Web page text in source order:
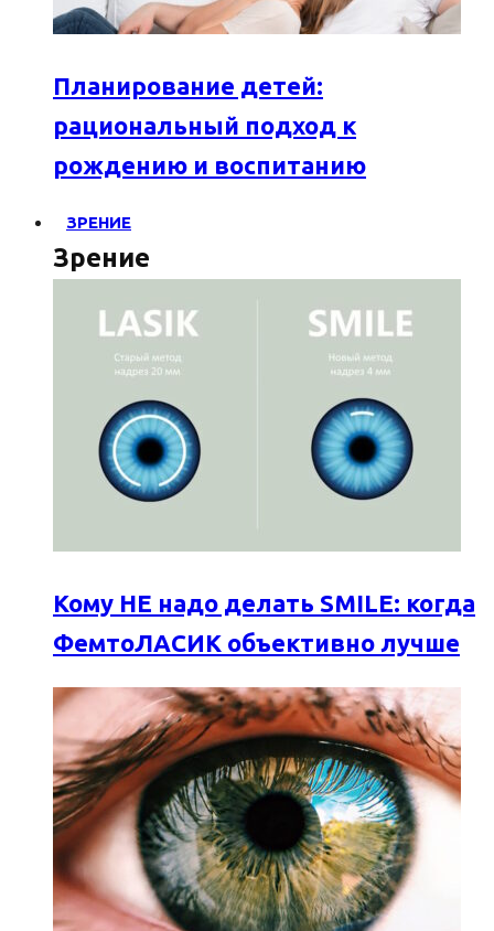
Планирование детей:
рациональный подход к
рождению и воспитанию
ЗРЕНИЕ
Зрение
Кому НЕ надо делать SMILE: когда
ФемтоЛАСИК объективно лучше